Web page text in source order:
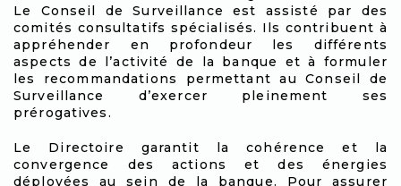
Le Conseil de Surveillance est assisté par des
comités consultatifs spécialisés. Ils contribuent à
appréhender en profondeur les différents
aspects de l’activité de la banque et à formuler
les recommandations permettant au Conseil de
Surveillance d’exercer pleinement ses
prérogatives.
Le Directoire garantit la cohérence et la
convergence des actions et des énergies
déployées au sein de la banque. Pour assurer